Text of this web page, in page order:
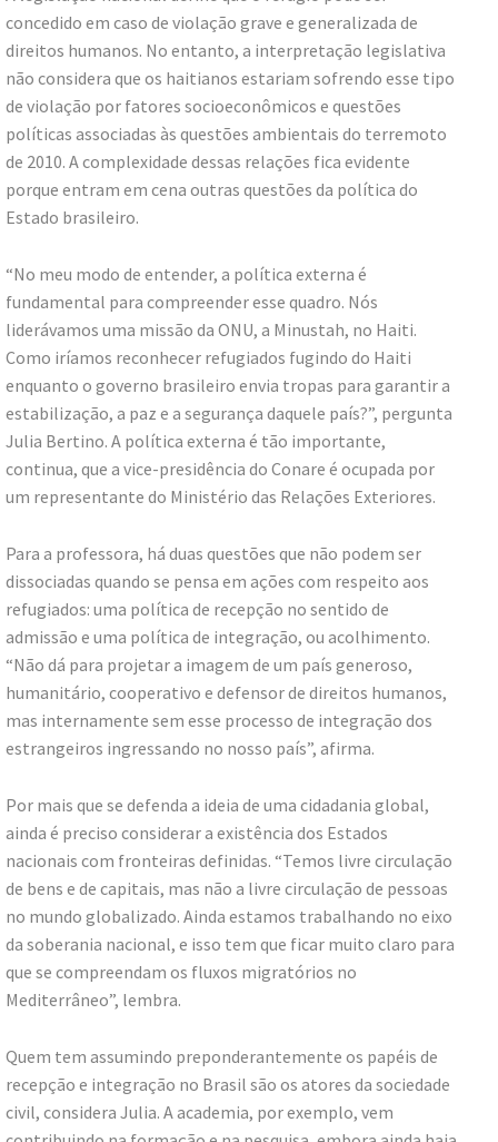
concedido em caso de violação grave e generalizada de
direitos humanos. No entanto, a interpretação legislativa
não considera que os haitianos estariam sofrendo esse tipo
de violação por fatores socioeconômicos e questões
políticas associadas às questões ambientais do terremoto
de 2010. A complexidade dessas relações fica evidente
porque entram em cena outras questões da política do
Estado brasileiro.
“No meu modo de entender, a política externa é
fundamental para compreender esse quadro. Nós
liderávamos uma missão da ONU, a Minustah, no Haiti.
Como iríamos reconhecer refugiados fugindo do Haiti
enquanto o governo brasileiro envia tropas para garantir a
estabilização, a paz e a segurança daquele país?”, pergunta
Julia Bertino. A política externa é tão importante,
continua, que a vice-presidência do Conare é ocupada por
um representante do Ministério das Relações Exteriores.
Para a professora, há duas questões que não podem ser
dissociadas quando se pensa em ações com respeito aos
refugiados: uma política de recepção no sentido de
admissão e uma política de integração, ou acolhimento.
“Não dá para projetar a imagem de um país generoso,
humanitário, cooperativo e defensor de direitos humanos,
mas internamente sem esse processo de integração dos
estrangeiros ingressando no nosso país”, afirma.
Por mais que se defenda a ideia de uma cidadania global,
ainda é preciso considerar a existência dos Estados
nacionais com fronteiras definidas. “Temos livre circulação
de bens e de capitais, mas não a livre circulação de pessoas
no mundo globalizado. Ainda estamos trabalhando no eixo
da soberania nacional, e isso tem que ficar muito claro para
que se compreendam os fluxos migratórios no
Mediterrâneo”, lembra.
Quem tem assumindo preponderantemente os papéis de
recepção e integração no Brasil são os atores da sociedade
civil, considera Julia. A academia, por exemplo, vem